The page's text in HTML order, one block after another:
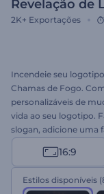
Revelação de
2K+ Exportações
Incendeie seu
Chamas de Fogo.
personalizáveis de
vida ao seu logotipo.
slogan, adicione uma
combine com o estilo
de jogos,
lançamentos de
Crie agora e
16:9
Estilos disponíveis